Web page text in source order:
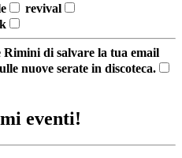
revival
Rimini di salvare la tua email
nuove serate in discoteca.
eventi!